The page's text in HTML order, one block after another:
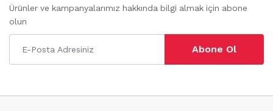
Ürünler ve kampanyalarımız hakkında bilgi almak için abone
olun
Abone Ol